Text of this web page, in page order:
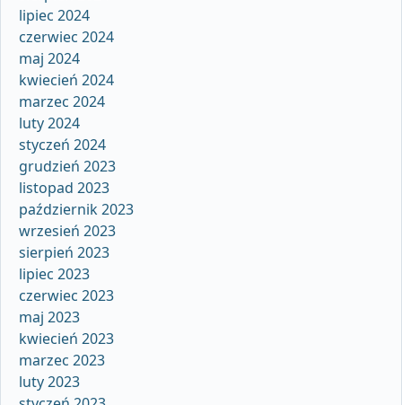
lipiec 2024
czerwiec 2024
maj 2024
kwiecień 2024
marzec 2024
luty 2024
styczeń 2024
grudzień 2023
listopad 2023
październik 2023
wrzesień 2023
sierpień 2023
lipiec 2023
czerwiec 2023
maj 2023
kwiecień 2023
marzec 2023
luty 2023